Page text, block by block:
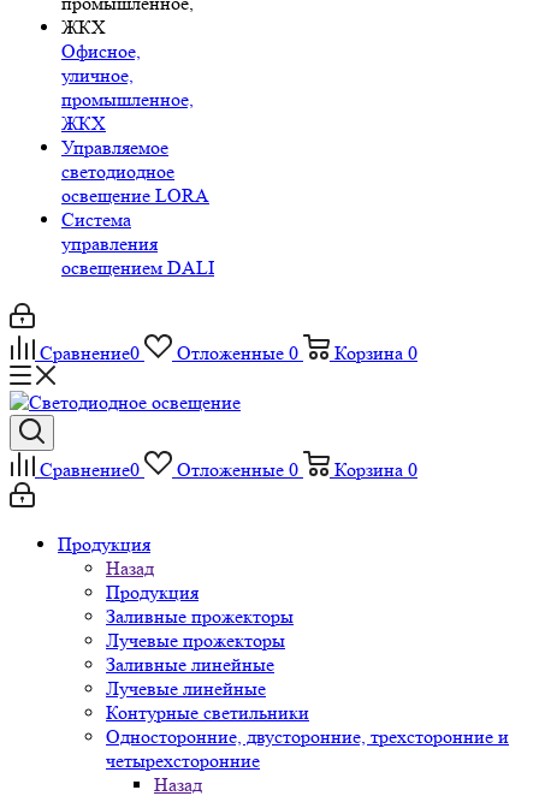
Офисное,
уличное,
промышленное,
ЖКХ
Управляемое
светодиодное
освещение LORA
Система
управления
освещением DALI
Сравнение0 Отложенные 0 Корзина 0
Сравнение0 Отложенные 0 Корзина 0
Продукция
Назад
Продукция
Заливные прожекторы
Лучевые прожекторы
Заливные линейные
Лучевые линейные
Контурные светильники
Односторонние, двусторонние, трехсторонние и
четырехсторонние
Назад